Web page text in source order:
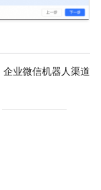
企业微信机器人渠道